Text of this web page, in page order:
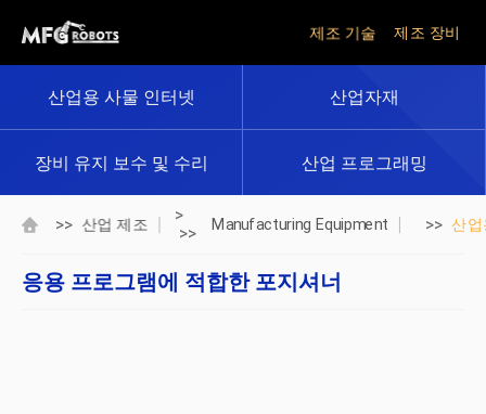
제조 기술 제조 장비
산업용 사물 인터넷 산업자재
장비 유지 보수 및 수리 산업 프로그래밍
>> 산업 제조
>
>>
Manufacturing Equipment >> 산업
응용 프로그램에 적합한 포지셔너